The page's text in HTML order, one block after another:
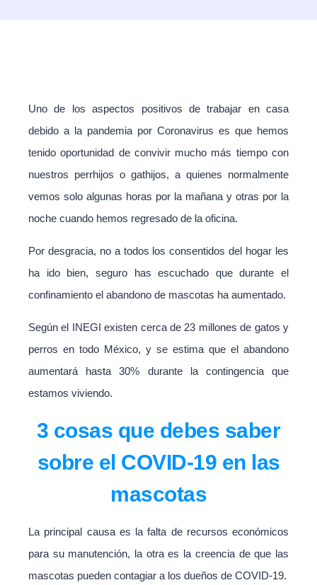
Uno de los aspectos positivos de trabajar en casa
debido a la pandemia por Coronavirus es que hemos
tenido oportunidad de convivir mucho más tiempo con
nuestros perrhijos o gathijos, a quienes normalmente
vemos solo algunas horas por la mañana y otras por la
noche cuando hemos regresado de la oficina.
Por desgracia, no a todos los consentidos del hogar les
ha ido bien, seguro has escuchado que durante el
confinamiento el abandono de mascotas ha aumentado.
Según el INEGI existen cerca de 23 millones de gatos y
perros en todo México, y se estima que el abandono
aumentará hasta 30% durante la contingencia que
estamos viviendo.
3 cosas que debes saber
sobre el COVID-19 en las
mascotas
La principal causa es la falta de recursos económicos
para su manutención, la otra es la creencia de que las
mascotas pueden contagiar a los dueños de COVID-19.